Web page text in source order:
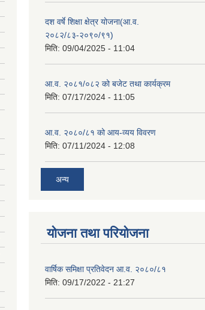
दश वर्षे शिक्षा क्षेत्र योजना(आ.व.
२०८२/८३-२०९०/९१)
मिति: 09/04/2025 - 11:04
आ.व. २०८१/०८२ को बजेट तथा कार्यक्रम
मिति: 07/17/2024 - 11:05
आ.व. २०८०/८१ को आय-व्यय विवरण
मिति: 07/11/2024 - 12:08
अन्य
योजना तथा परियोजना
वार्षिक समिक्षा प्रतिवेदन आ.व. २०८०/८१
मिति: 09/17/2022 - 21:27